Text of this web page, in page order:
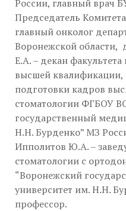
России, главный врач
Председатель
главный онколог
Воронежской области,
Е.А. – декан
высшей
подготовки кадров
стоматологии ФГБОУ
государственный
Н.Н. Бурденко” МЗ
Ипполитов Ю.А. –
стоматологии с
“Воронежский
университет им. Н.Н.
профессор.